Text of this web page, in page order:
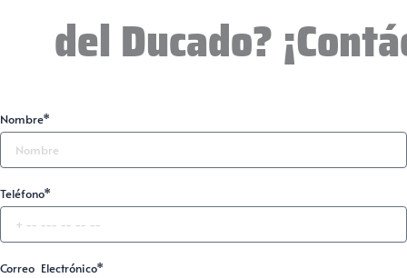
del Ducado?
Nombre*
Teléfono*
Correo Electrónico*